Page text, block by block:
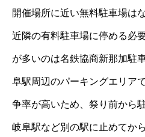
開催場所に近い無料駐車場は
近隣の有料駐車場に停める必
が多いのは名鉄協商新那加駐
阜駅周辺のパーキングエリア
争率が高いため、祭り前から
岐阜駅など別の駅に止めてか